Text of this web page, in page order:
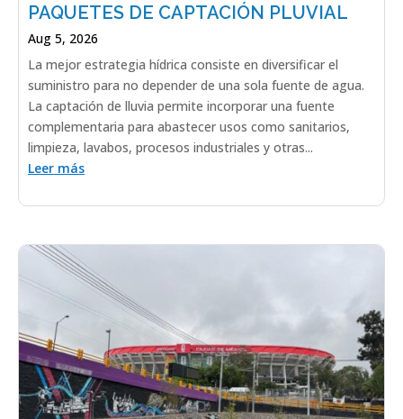
PAQUETES DE CAPTACIÓN PLUVIAL
Aug 5, 2026
La mejor estrategia hídrica consiste en diversificar el
suministro para no depender de una sola fuente de agua.
La captación de lluvia permite incorporar una fuente
complementaria para abastecer usos como sanitarios,
limpieza, lavabos, procesos industriales y otras...
Leer más